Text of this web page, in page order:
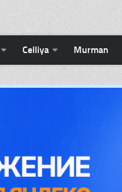
Celliya Murman